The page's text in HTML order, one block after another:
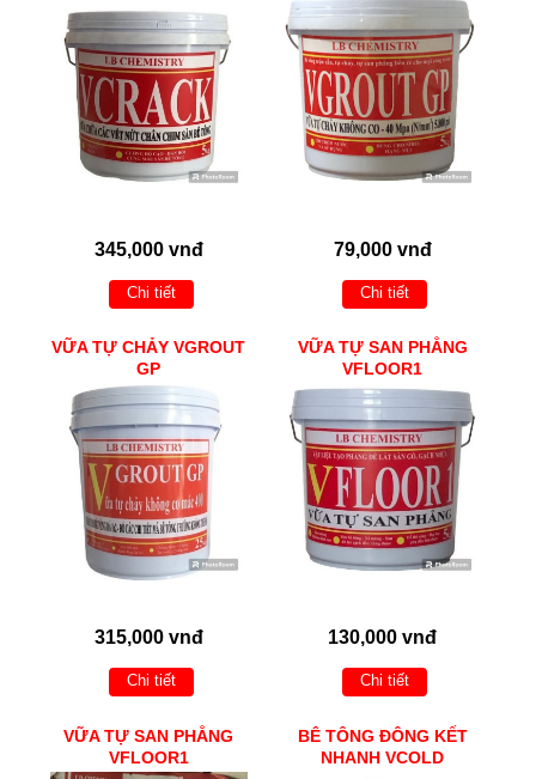
345,000 vnđ
Chi tiết
79,000 vnđ
Chi tiết
VỮA TỰ CHẢY VGROUT
GP
315,000 vnđ
Chi tiết
VỮA TỰ SAN PHẲNG
VFLOOR1
130,000 vnđ
Chi tiết
VỮA TỰ SAN PHẲNG
VFLOOR1
BÊ TÔNG ĐÔNG KẾT
NHANH VCOLD